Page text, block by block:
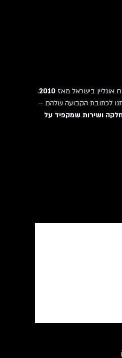
בישראל מאז2010
.
לכתובת הקבועה שלהם –
ושירות שמקפיד על